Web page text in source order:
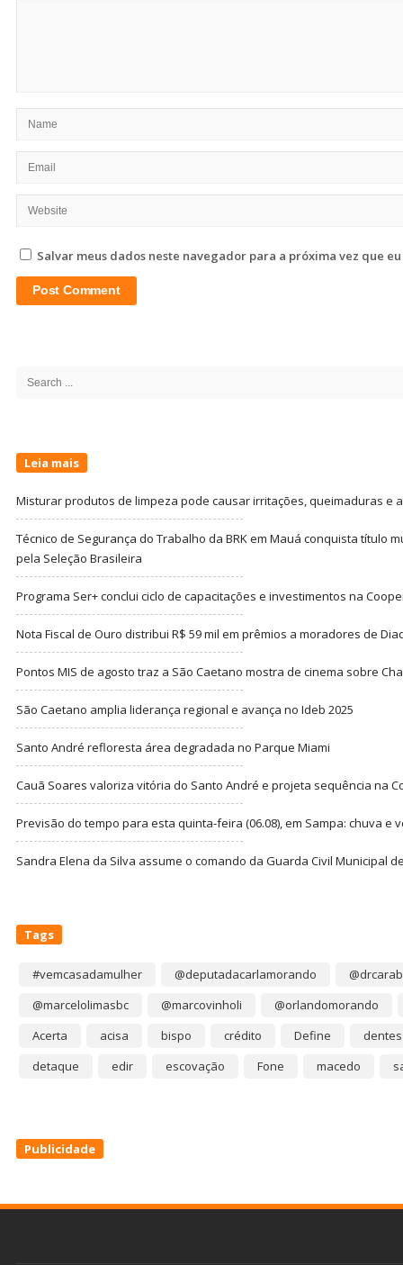
Salvar meus dados neste navegador para a próxima vez que
Search
Leia mais
Misturar produtos de limpeza pode causar irritações, queimaduras e
Técnico de Segurança do Trabalho da BRK em Mauá conquista título
pela Seleção Brasileira
Programa Ser+ conclui ciclo de capacitações e investimentos na
Nota Fiscal de Ouro distribui R$ 59 mil em prêmios a moradores de
Pontos MIS de agosto traz a São Caetano mostra de cinema sobre
São Caetano amplia liderança regional e avança no Ideb 2025
Santo André refloresta área degradada no Parque Miami
Cauã Soares valoriza vitória do Santo André e projeta sequência na
Previsão do tempo para esta quinta-feira (06.08), em Sampa: chuva e
Sandra Elena da Silva assume o comando da Guarda Civil Municipal
Tags
#vemcasadamulher @deputadacarlamorando
@marcelolimasbc
@marcovinholi
@orlandomorando
Acerta
acisa bispo crédito Define
dentes
detaque
edir escovação Fone macedo
Publicidade